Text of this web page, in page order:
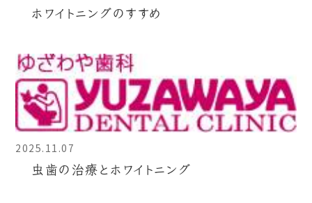
ホワイトニングのすすめ
2025.11.07
虫歯の治療とホワイトニング